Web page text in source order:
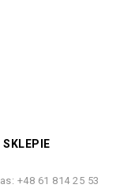
SKLEPIE
+48 61 814 25 53